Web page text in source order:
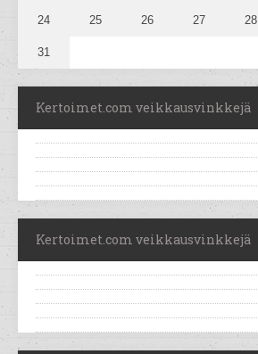
24 25 26 27 28
31
Kertoimet.com veikkausvinkkejä
Kertoimet.com veikkausvinkkejä